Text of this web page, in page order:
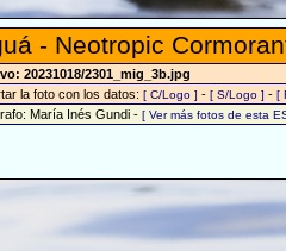
- Neotropic
20231018/2301_mig_3b.jpg
la foto con los datos: [ C/Logo ] - [ S/Logo ] - [
María Inés Gundi - [ Ver más fotos de esta